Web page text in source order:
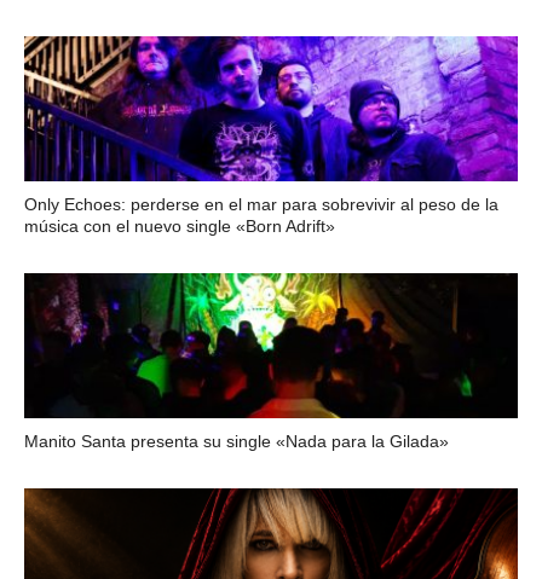
Only Echoes: perderse en el mar para sobrevivir al peso de la
música con el nuevo single «Born Adrift»
Manito Santa presenta su single «Nada para la Gilada»